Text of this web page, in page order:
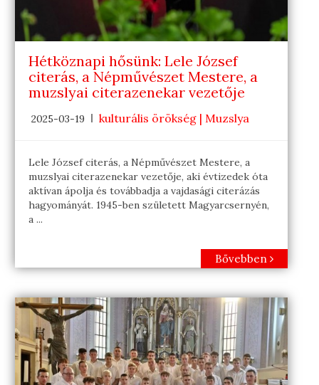
Hétköznapi hősünk: Lele József
citerás, a Népművészet Mestere, a
muzslyai citerazenekar vezetője
2025-03-19 kulturális örökség | Muzslya
Lele József citerás, a Népművészet Mestere, a
muzslyai citerazenekar vezetője, aki évtizedek óta
aktívan ápolja és továbbadja a vajdasági citerázás
hagyományát. 1945-ben született Magyarcsernyén,
a ...
Bővebben